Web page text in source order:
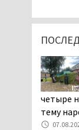
четыре
тему